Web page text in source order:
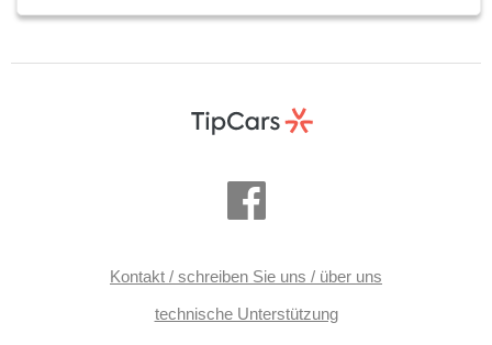
Kontakt / schreiben Sie uns / über uns
technische Unterstützung